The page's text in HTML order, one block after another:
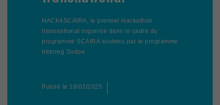
HACK4SCAIRA, le premier Hackathon
transnational organisé dans le cadre du
programme SCAIRA soutenu par le programme
Interreg Sudoe
Publié le 18/03/2025